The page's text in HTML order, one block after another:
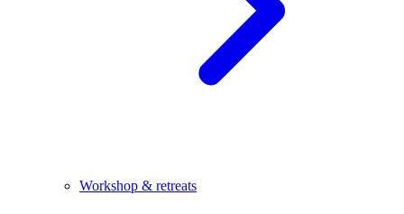
Workshop & retreats